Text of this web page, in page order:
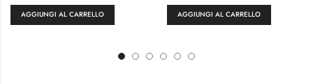
AGGIUNGI AL CARRELLO AGGIUNGI AL CARRELLO